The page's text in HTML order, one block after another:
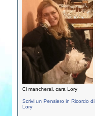
Ci mancherai, cara Lory
Scrivi un Pensiero in Ricordo di
Lory